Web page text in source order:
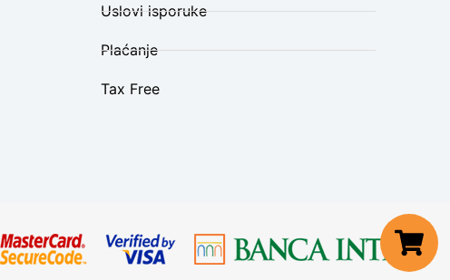
Uslovi isporuke
Plaćanje
Tax Free